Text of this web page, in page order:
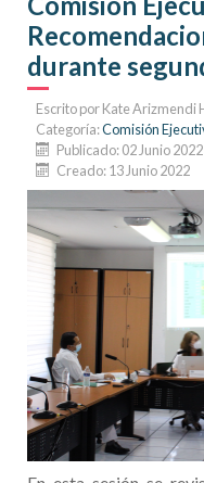
del Sistema
Estatal...
durante
Escrito porKate Arizmendi
Categoría:Comisión
Publicado: 02 Junio 2022
Creado: 13 Junio 2022